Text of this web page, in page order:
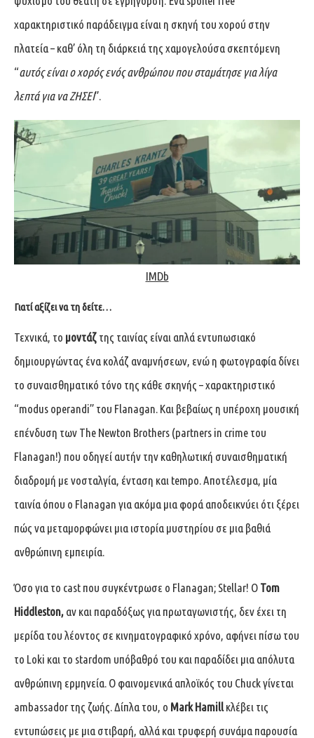
χαρακτηριστικό παράδειγμα είναι η σκηνή του χορού στην
πλατεία – καθ’ όλη τη διάρκειά της χαμογελούσα σκεπτόμενη
“αυτός είναι ο χορός ενός ανθρώπου που σταμάτησε για λίγα
λεπτά για να ΖΗΣΕΙ”.
IMDb
Γιατί αξίζει να τη δείτε…
Τεχνικά, το μοντάζ της ταινίας είναι απλά εντυπωσιακό
δημιουργώντας ένα κολάζ αναμνήσεων, ενώ η φωτογραφία δίνει
το συναισθηματικό τόνο της κάθε σκηνής – χαρακτηριστικό
“modus operandi” του Flanagan. Και βεβαίως η υπέροχη μουσική
επένδυση των The Newton Brothers (partners in crime του
Flanagan!) που οδηγεί αυτήν την καθηλωτική συναισθηματική
διαδρομή με νοσταλγία, ένταση και tempo. Αποτέλεσμα, μία
ταινία όπου ο Flanagan για ακόμα μια φορά αποδεικνύει ότι ξέρει
πώς να μεταμορφώνει μια ιστορία μυστηρίου σε μια βαθιά
ανθρώπινη εμπειρία.
Όσο για το cast που συγκέντρωσε ο Flanagan; Stellar! Ο Tom
Hiddleston, αν και παραδόξως για πρωταγωνιστής, δεν έχει τη
μερίδα του λέοντος σε κινηματογραφικό χρόνο, αφήνει πίσω του
το Loki και το stardom υπόβαθρό του και παραδίδει μια απόλυτα
ανθρώπινη ερμηνεία. Ο φαινομενικά απλοϊκός του Chuck γίνεται
ambassador της ζωής. Δίπλα του, ο Mark Hamillκλέβει τις
εντυπώσεις με μια στιβαρή, αλλά και τρυφερή συνάμα παρουσία